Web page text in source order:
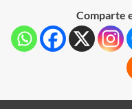
Comparte